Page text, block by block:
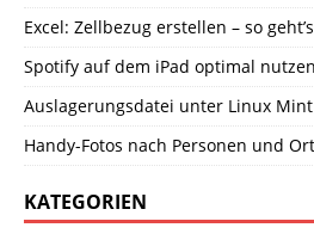
Excel: Zellbezug erstellen – so geht’s
Spotify auf dem iPad optimal nutzen
Auslagerungsdatei unter Linux Mint
Handy-Fotos nach Personen und
KATEGORIEN